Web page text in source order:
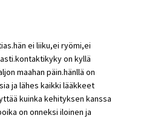
ei liiku,ei ryömi,ei
on kyllä
maahan päin.hänllä on
ja lähes kaikki lääkkeet
kuinka kehityksen kanssa
on onneksi iloinen ja